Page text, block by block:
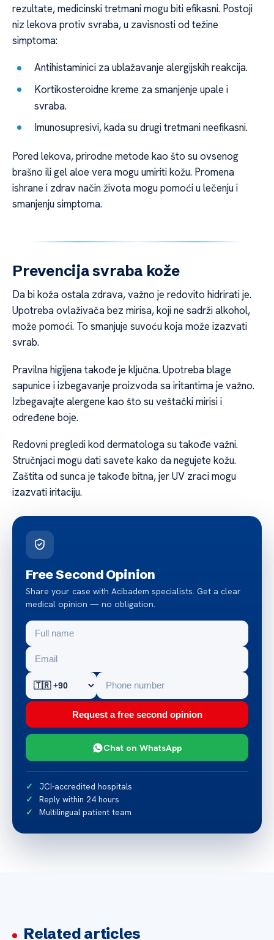
rezultate, medicinski tretmani mogu biti efikasni. Postoji
niz lekova protiv svraba, u zavisnosti od težine
simptoma:
Antihistaminici za ublažavanje alergijskih reakcija.
Kortikosteroidne kreme za smanjenje upale i
svraba.
Imunosupresivi, kada su drugi tretmani neefikasni.
Pored lekova, prirodne metode kao što su ovsenog
brašno ili gel aloe vera mogu umiriti kožu. Promena
ishrane i zdrav način života mogu pomoći u lečenju i
smanjenju simptoma.
Prevencija svraba kože
Da bi koža ostala zdrava, važno je redovito hidrirati je.
Upotreba ovlaživača bez mirisa, koji ne sadrži alkohol,
može pomoći. To smanjuje suvoću koja može izazvati
svrab.
Pravilna higijena takođe je ključna. Upotreba blage
sapunice i izbegavanje proizvoda sa iritantima je važno.
Izbegavajte alergene kao što su veštački mirisi i
određene boje.
Redovni pregledi kod dermatologa su takođe važni.
Stručnjaci mogu dati savete kako da negujete kožu.
Zaštita od sunca je takođe bitna, jer UV zraci mogu
izazvati iritaciju.
Free Second Opinion
Share your case with Acibadem specialists. Get a clear
medical opinion — no obligation.
Request a free second opinion
Chat on WhatsApp
JCI-accredited hospitals
Reply within 24 hours
Multilingual patient team
Related articles